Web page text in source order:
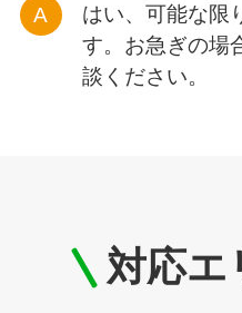
はい、可能な限
す。お急ぎの場
談ください。
対応エ